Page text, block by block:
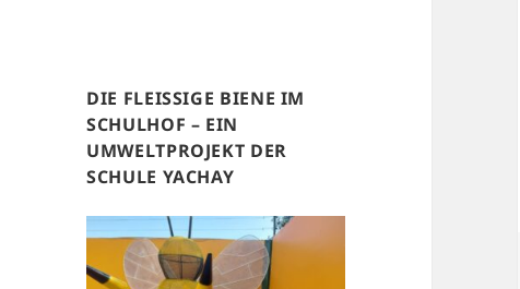
DIE FLEISSIGE BIENE IM
SCHULHOF – EIN
UMWELTPROJEKT DER
SCHULE YACHAY